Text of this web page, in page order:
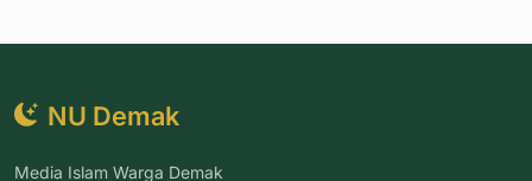
NU Demak
Media Islam Warga Demak